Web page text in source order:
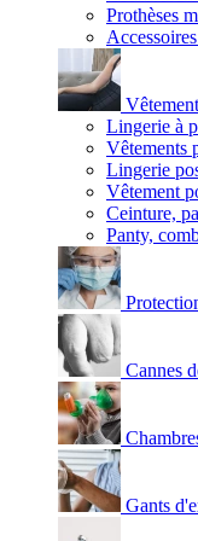
Prothèses
Lingerie à
Vêtements
Lingerie
Vêtement
Ceinture,
Panty,
Cannes
Gants